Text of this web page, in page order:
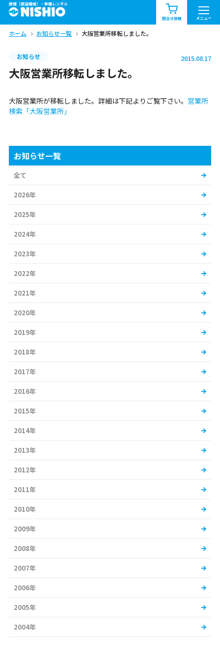
建機（建設機械）・重機レンタル
問合せ依頼 メニュー
商品一覧 お知らせ一覧
問合せ依頼リスト お問合せ
北海道 東北
中部
ホーム お知らせ一覧 大阪営業所移転しました。
お知らせ 2015.08.17
大阪営業所移転しました。
大阪営業所が移転しました。詳細は下記よりご覧下さい。 営業所
検索「大阪営業所」
お知らせ一覧
全て
2026年
2025年
2024年
2023年
2022年
2021年
2020年
2019年
2018年
2017年
2016年
2015年
2014年
2013年
2012年
2011年
2010年
2009年
2008年
2007年
2006年
2005年
2004年